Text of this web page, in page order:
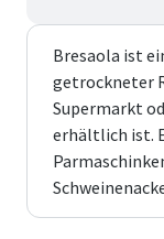
Bresaola ist
getrockneter
Supermarkt
erhältlich ist.